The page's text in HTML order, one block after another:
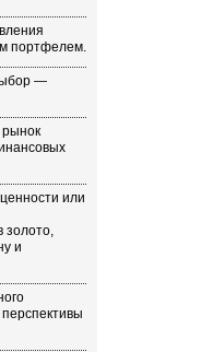
портфелем.
—
или
золото,
и